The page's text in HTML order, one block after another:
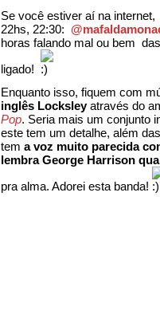
Se você estiver aí na
22hs, 22:30:
horas falando mal ou bem
ligado!
Enquanto isso, fiquem com
inglês Locksleyatravés do
Pop. Seria mais um conjunto
este tem um detalhe, além
tem a voz muito parecida
lembra George Harrison
pra alma. Adorei esta banda!